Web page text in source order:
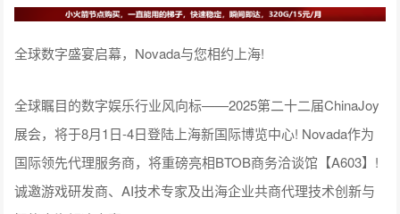
全球数字盛宴启幕，Novada与您相约上海!
全球瞩目的数字娱乐行业风向标——2025第二十二届ChinaJoy
展会，将于8月1日-4日登陆上海新国际博览中心! Novada作为
国际领先代理服务商，将重磅亮相BTOB商务洽谈馆【A603】!
诚邀游戏研发商、AI技术专家及出海企业共商代理技术创新与